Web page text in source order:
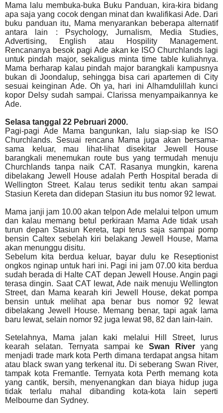
Mama lalu membuka-buka Buku Panduan, kira-kira bidang
apa saja yang cocok dengan minat dan kwalifikasi Ade. Dari
buku panduan itu, Mama menyarankan beberapa alternatif
antara lain : Psychology, Jurnalism, Media Studies,
Advertising, English atau Hospility Management.
Rencananya besok pagi Ade akan ke ISO Churchlands lagi
untuk pindah major, sekaligus minta time table kuliahnya.
Mama berharap kalau pindah major barangkali kampusnya
bukan di Joondalup, sehingga bisa cari apartemen di City
sesuai keinginan Ade. Oh ya, hari ini Alhamdulillah kunci
kopor Delsy sudah sampai. Clarissa menyampaikannya ke
Ade.
Selasa tanggal 22 Pebruari 2000.
Pagi-pagi Ade Mama bangunkan, lalu siap-siap ke ISO
Churchlands. Sesuai rencana Mama juga akan bersama-
sama keluar, mau lihat-lihat disekitar Jewell House
barangkali menemukan route bus yang termudah menuju
Churchlands tanpa naik CAT. Rasanya mungkin, karena
dibelakang Jewell House adalah Perth Hospital berada di
Wellington Street. Kalau terus sedikit tentu akan sampai
Stasiun Kereta dan didepan Stasiun itu bus nomor 92 lewat.
Mama janji jam 10.00 akan telpon Ade melalui telpon umum
dan kalau memang betul perkiraan Mama Ade tidak usah
turun depan Stasiun Kereta, tapi terus saja sampai pomp
bensin Caltex sebelah kiri belakang Jewell House, Mama
akan menunggu disitu.
Sebelum kita berdua keluar, bayar dulu ke Reseptionist
ongkos nginap untuk hari ini. Pagi ini jam 07.00 kita berdua
sudah berada di Halte CAT depan Jewell House. Angin pagi
terasa dingin. Saat CAT lewat, Ade naik menuju Wellington
Street, dan Mama kearah kiri Jewell House, dekat pompa
bensin untuk melihat apa benar bus nomor 92 lewat
dibelakang Jewell House. Memang benar, tapi agak lama
baru lewat, selain nomor 92 juga lewat 98, 82 dan lain-lain.
Setelahnya, Mama jalan kaki melalui Hill Street, lurus
kearah selatan. Ternyata sampai keSwan River yang
menjadi trade mark kota Perth dimana terdapat angsa hitam
atau black swan yang terkenal itu. Di seberang Swan River,
tampak kota Fremantle. Ternyata kota Perth memang kota
yang cantik, bersih, menyenangkan dan biaya hidup juga
tidak terlalu mahal dibanding kota-kota lain seperti
Melbourne dan Sydney.